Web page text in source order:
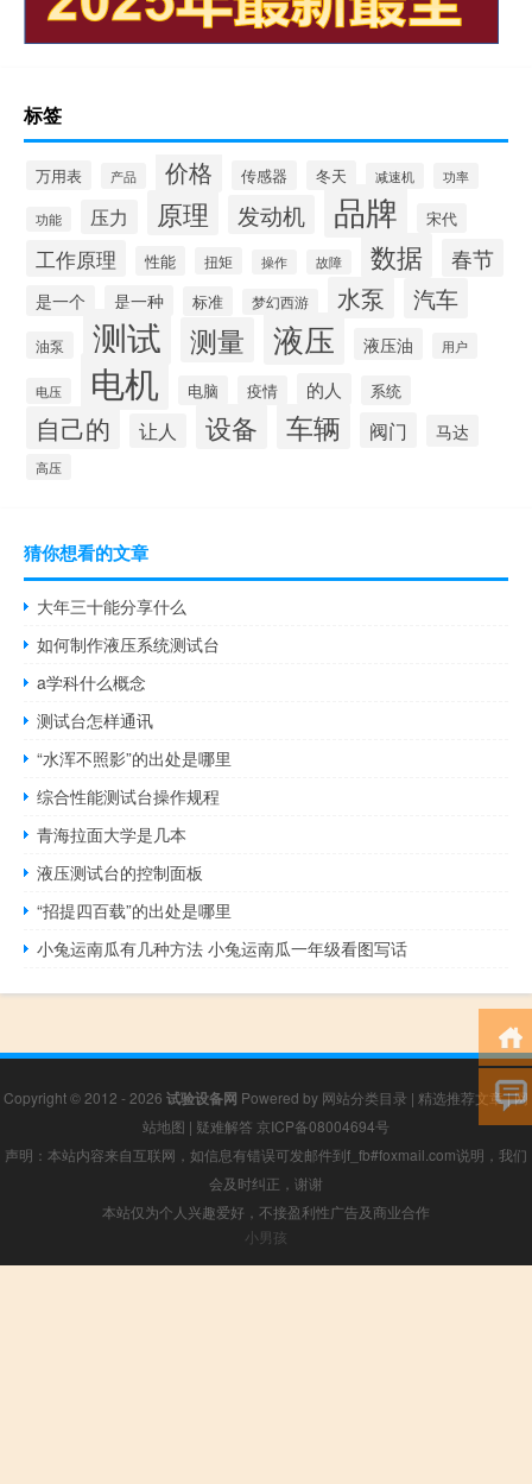
标签
万用表 产品 价格 传感器 冬天 减速机 功率
功能 压力 原理 发动机 品牌 宋代
工作原理 性能 扭矩 操作 故障 数据 春节
是一个 是一种 标准 梦幻西游 水泵 汽车
油泵 测试 测量 液压 液压油 用户
电压 电机 电脑 疫情 的人 系统
自己的 让人 设备 车辆 阀门 马达
高压
猜你想看的文章
大年三十能分享什么
如何制作液压系统测试台
a学科什么概念
测试台怎样通讯
“水浑不照影”的出处是哪里
综合性能测试台操作规程
青海拉面大学是几本
液压测试台的控制面板
“招提四百载”的出处是哪里
小兔运南瓜有几种方法 小兔运南瓜一年级看图写话
Copyright © 2012 - 2026 试验设备网 Powered by 网站分类目录 | 精选推荐文章|网
站地图 | 疑难解答 京ICP备08004694号
声明：本站内容来自互联网，如信息有错误可发邮件到f_fb#foxmail.com说明，我们
会及时纠正，谢谢
本站仅为个人兴趣爱好，不接盈利性广告及商业合作
小男孩